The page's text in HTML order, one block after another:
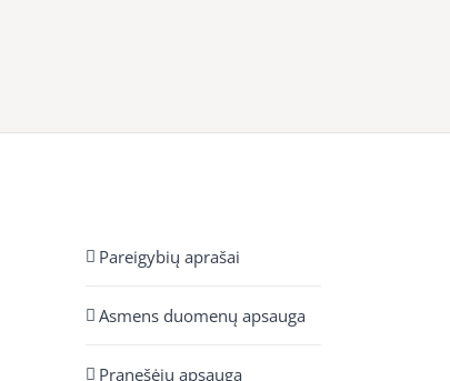
Pareigybių aprašai
Asmens duomenų apsauga
Pranešėjų apsauga